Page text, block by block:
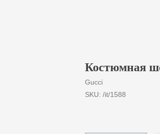
Костюмная
Gucci
SKU: /it/1588